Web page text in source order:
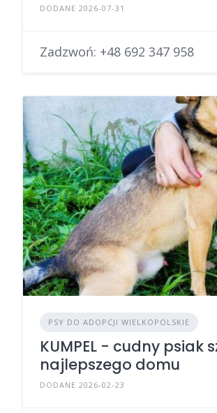
DODANE 2026-07-31
Zadzwoń: +48 692 347 958
PSY DO ADOPCJI WIELKOPOLSKIE
KUMPEL - cudny psiak
najlepszego domu
DODANE 2026-02-23